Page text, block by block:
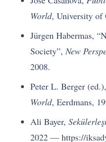
World, University of
Jürgen Habermas,
Society”,New
2008.
Peter L. Berger (ed.),
World, Eerdmans,
Ali Bayer,
2022 — https://